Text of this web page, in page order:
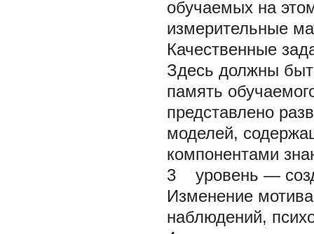
обучаемых на
измерительные
Качественные
Здесь должны
память
представлено
моделей,
компонентами
3 уровень —
Изменение
наблюдений,